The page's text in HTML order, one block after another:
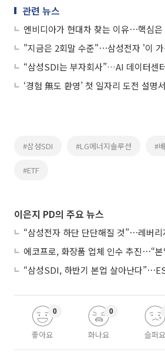
관련 뉴스
엔비디아가 현대차 찾는 이유⋯핵심은
"지금은 2회말 수준"⋯삼성전자 '이 가
‘경험 無도 환영’ 첫 일자리 도전 설명서
#삼성SDI #LG에너지솔루션 #
#ETF
이은지 PD의 주요 뉴스
좋아요
0
화나요
0
슬퍼요